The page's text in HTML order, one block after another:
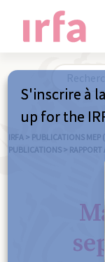
IRFA > PUBLICATIONS
PUBLICATIONS >
S'inscrire à
up for the